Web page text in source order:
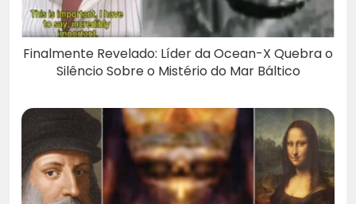
Finalmente Revelado: Líder da Ocean-X Quebra o
Silêncio Sobre o Mistério do Mar Báltico